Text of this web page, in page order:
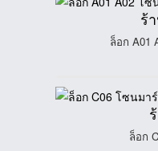
ร้
ล็อก A01
ล็อก